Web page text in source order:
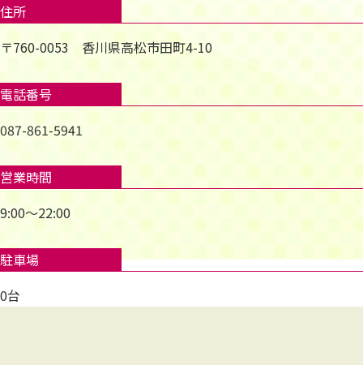
住所
〒760-0053 香川県高松市田町4-10
電話番号
087-861-5941
営業時間
9:00～22:00
駐車場
0台